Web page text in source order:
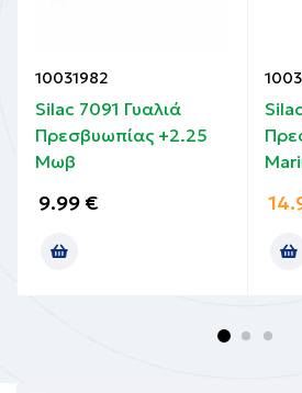
10031982
Silac 7091 Γυαλιά
Πρεσβυωπίας +2.25
Μωβ
9.99 €